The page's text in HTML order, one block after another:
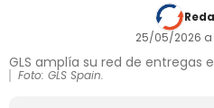
25/05/2026 a
GLS amplía su red de entregas
Foto: GLS Spain.